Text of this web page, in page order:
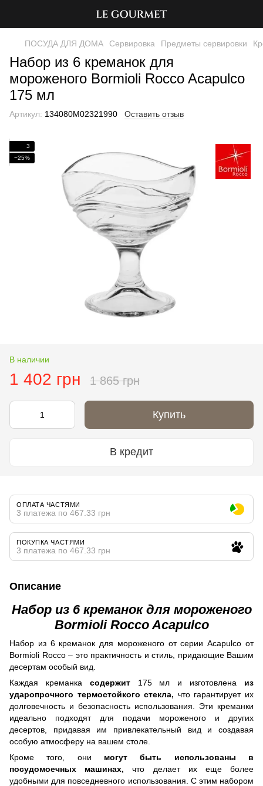
ПОСУДА ДЛЯ ДОМА Сервировка Предметы сервировки
Набор из 6 креманок для
мороженого Bormioli Rocco Acapulco
175 мл
Артикул: 134080M02321990 Оставить отзыв
3
−25%
В наличии
1 402 грн 1 865 грн
Купить
В кредит
ОПЛАТА ЧАСТЯМИ
3 платежа по 467.33 грн
ПОКУПКА ЧАСТЯМИ
3 платежа по 467.33 грн
Описание
Набор из 6 креманок для мороженого
Bormioli Rocco Acapulco
Набор из 6 креманок для мороженого от серии Acapulco от
Bormioli Rocco – это практичность и стиль, придающие Вашим
десертам особый вид.
Каждая креманка содержит175 мл и изготовлена из
ударопрочного термостойкого стекла, что гарантирует их
долговечность и безопасность использования. Эти креманки
идеально подходят для подачи мороженого и других
десертов, придавая им привлекательный вид и создавая
особую атмосферу на вашем столе.
Кроме того, они могут быть использованы в
посудомоечных машинах, что делает их еще более
удобными для повседневного использования. С этим набором